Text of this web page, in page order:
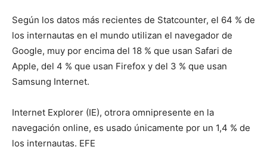
Según los datos más recientes de Statcounter, el 64 % de
los internautas en el mundo utilizan el navegador de
Google, muy por encima del 18 % que usan Safari de
Apple, del 4 % que usan Firefox y del 3 % que usan
Samsung Internet.
Internet Explorer (IE), otrora omnipresente en la
navegación online, es usado únicamente por un 1,4 % de
los internautas. EFE